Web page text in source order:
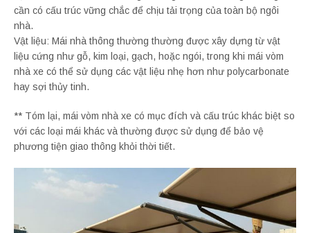
cần có cấu trúc vững chắc để chịu tải trọng của toàn bộ ngôi
nhà.
Vật liệu: Mái nhà thông thường thường được xây dựng từ vật
liệu cứng như gỗ, kim loại, gạch, hoặc ngói, trong khi mái vòm
nhà xe có thể sử dụng các vật liệu nhẹ hơn như polycarbonate
hay sợi thủy tinh.
** Tóm lại, mái vòm nhà xe có mục đích và cấu trúc khác biệt so
với các loại mái khác và thường được sử dụng để bảo vệ
phương tiện giao thông khỏi thời tiết.